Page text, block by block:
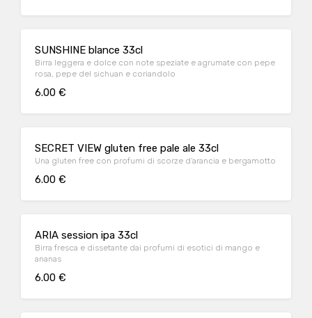
SUNSHINE blance 33cl
Birra leggera e dolce con note speziate e agrumate con pepe
rosa, pepe del sichuan e coriandolo
6.00 €
SECRET VIEW gluten free pale ale 33cl
Una gluten free con profumi di scorze d’arancia e bergamotto
6.00 €
ARIA session ipa 33cl
Birra fresca e dissetante dai profumi di esotici di mango e
ananas
6.00 €